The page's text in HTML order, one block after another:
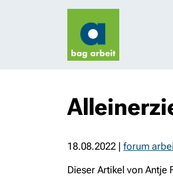
18.08.2022 | forum
Dieser Artikel von Antje